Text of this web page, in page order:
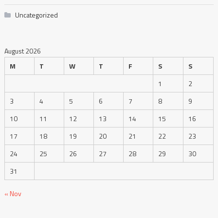
Uncategorized
August 2026
M
T W T F S
S
1
2
3
4 5 6 7 8
9
10
11 12 13 14 15
16
17
18 19 20 21 22
23
24
25 26 27 28 29
30
31
« Nov